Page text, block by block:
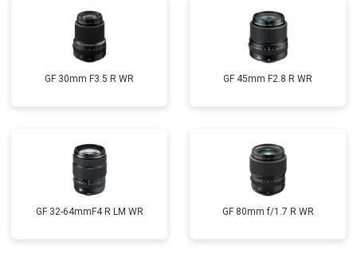
GF 30mm F3.5 R WR GF 45mm F2.8 R WR
GF 32-64mmF4 R LM WR GF 80mm f/1.7 R WR